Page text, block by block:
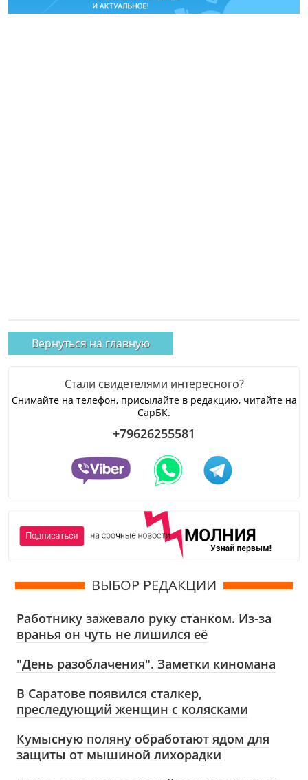
Вернуться на главную
Стали свидетелями интересного?
Снимайте на телефон, присылайте в редакцию, читайте на
СарБК.
+79626255581
ВЫБОР РЕДАКЦИИ
Работнику зажевало руку станком. Из-за
вранья он чуть не лишился её
"День разоблачения". Заметки киномана
В Саратове появился сталкер,
преследующий женщин с колясками
Кумысную поляну обработают ядом для
защиты от мышиной лихорадки